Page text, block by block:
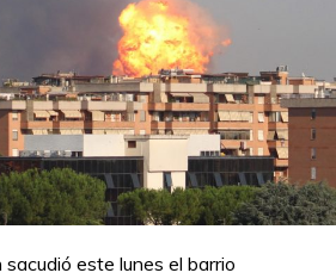
este lunes el barrio